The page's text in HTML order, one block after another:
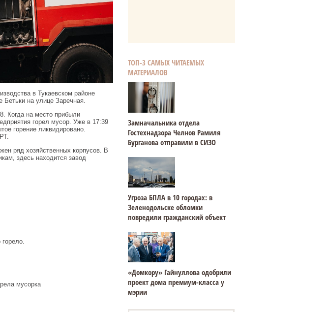
в Тукаевском районе
на улице Заречная.
Когда на место прибыли
горел мусор. Уже в 17:39
горение ликвидировано.
ряд хозяйственных корпусов. В
здесь находится завод
горело.
мусорка
ТОП-3 САМЫХ ЧИТАЕМЫХ
МАТЕРИАЛОВ
Замначальника отдела
Гостехнадзора Челнов Рамиля
Бурганова отправили в СИЗО
Угроза БПЛА в 10 городах: в
Зеленодольске обломки
повредили гражданский объект
«Домкору» Гайнуллова одобрили
проект дома премиум-класса у
мэрии